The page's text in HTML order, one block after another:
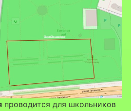
проводится для школьников